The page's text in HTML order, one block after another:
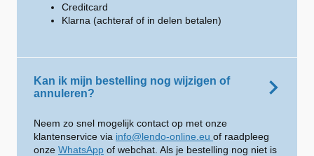
Creditcard
Klarna (achteraf of in delen betalen)
Kan ik mijn bestelling nog wijzigen of
annuleren?
Neem zo snel mogelijk contact op met onze
klantenservice via info@lendo-online.eu of raadpleeg
onze WhatsApp of webchat. Als je bestelling nog niet is